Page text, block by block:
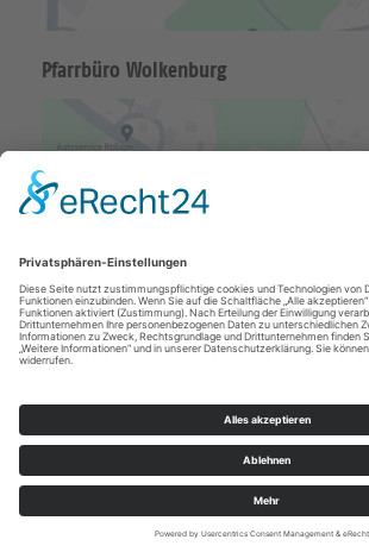
Pfarrbüro Wolkenburg
© Ev.-Luth. KG Penig-Wolkenburg-Kaufungen 2026